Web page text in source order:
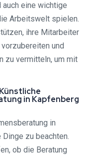
auch eine wichtige
Arbeitswelt spielen.
ihre Mitarbeiter
und
zu vermitteln, um mit
in Kapfenberg
in
zu beachten.
ob die Beratung